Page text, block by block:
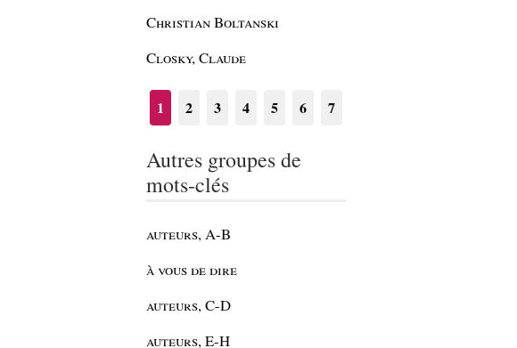
Christian Boltanski
Closky, Claude
1 2 3 4 5 6 7
Autres groupes de
mots-clés
auteurs, A-B
à vous de dire
auteurs, C-D
auteurs, E-H